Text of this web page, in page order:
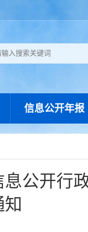
信息公开年报
公开行